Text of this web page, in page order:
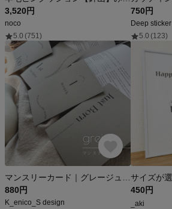
3,520円
noco
5.0 (751)
750円
Deep sticker
5.0 (123)
880円
K_enico_S design
450円
_aki